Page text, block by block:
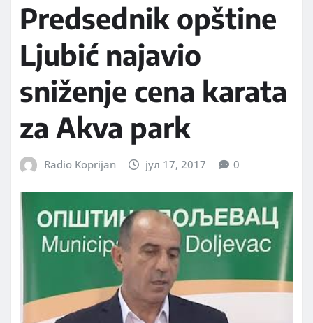
Predsednik opštine
Ljubić najavio
sniženje cena karata
za Akva park
Radio Koprijan јул 17, 2017 0